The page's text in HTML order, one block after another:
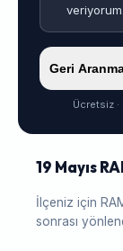
veriyorum.
Geri
Ücretsiz
19 Mayıs
İlçeniz için
sonrası